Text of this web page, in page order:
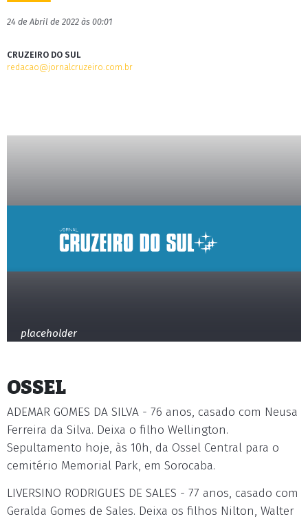
24 de Abril de 2022 às 00:01
CRUZEIRO DO SUL
redacao@jornalcruzeiro.com.br
placeholder
OSSEL
ADEMAR GOMES DA SILVA - 76 anos, casado com Neusa
Ferreira da Silva. Deixa o filho Wellington.
Sepultamento hoje, às 10h, da Ossel Central para o
cemitério Memorial Park, em Sorocaba.
LIVERSINO RODRIGUES DE SALES - 77 anos, casado com
Geralda Gomes de Sales. Deixa os filhos Nilton, Walter